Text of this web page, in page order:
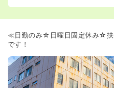
◆平均年齢27歳の看護師さん
≪日勤のみ☆日曜日固定休み☆扶
です！